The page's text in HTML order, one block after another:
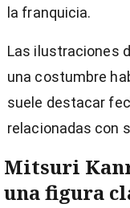
la franquicia.
Las ilustraciones
una costumbre
suele destacar
relacionadas con
Mitsuri
una figura